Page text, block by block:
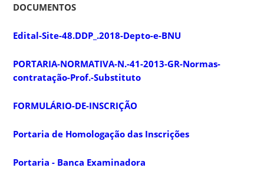
DOCUMENTOS
Edital-Site-48.DDP_.2018-Depto-e-BNU
PORTARIA-NORMATIVA-N.-41-2013-GR-Normas-
contratação-Prof.-Substituto
FORMULÁRIO-DE-INSCRIÇÃO
Portaria de Homologação das Inscrições
Portaria - Banca Examinadora